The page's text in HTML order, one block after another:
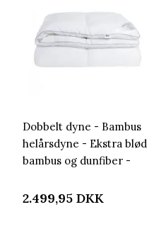
Dobbelt dyne - Bambus
helårsdyne - Ekstra blød
bambus og dunfiber -
cm - Nordstrand Home
2.499,95 DKK